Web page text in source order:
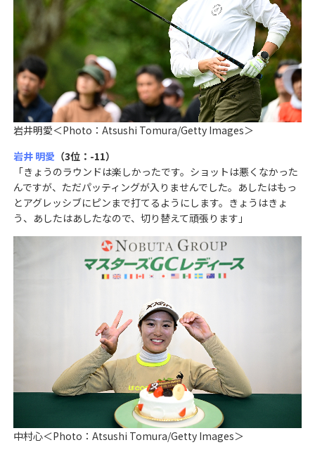
岩井明愛＜Photo：Atsushi Tomura/Getty Images＞
岩井 明愛 （3位：-11）
「きょうのラウンドは楽しかったです。ショットは悪くなかった
んですが、ただパッティングが入りませんでした。あしたはもっ
とアグレッシブにピンまで打てるようにします。きょうはきょ
う、あしたはあしたなので、切り替えて頑張ります」
中村心＜Photo：Atsushi Tomura/Getty Images＞